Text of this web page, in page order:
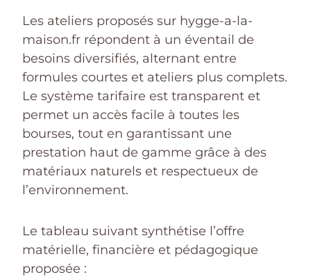
Les ateliers proposés sur hygge-a-la-
maison.fr répondent à un éventail de
besoins diversifiés, alternant entre
formules courtes et ateliers plus complets.
Le système tarifaire est transparent et
permet un accès facile à toutes les
bourses, tout en garantissant une
prestation haut de gamme grâce à des
matériaux naturels et respectueux de
l’environnement.
Le tableau suivant synthétise l’offre
matérielle, financière et pédagogique
proposée :